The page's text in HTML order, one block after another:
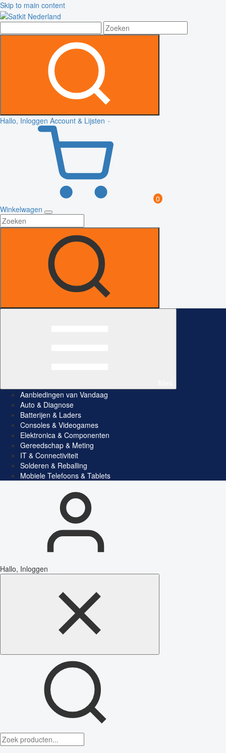
Skip to main content
Hallo, Inloggen Account & Lijsten
0
Winkelwagen
Aanbiedingen van Vandaag
Auto & Diagnose
Batterijen & Laders
Consoles & Videogames
Elektronica & Componenten
Gereedschap & Meting
IT & Connectiviteit
Solderen & Reballing
Mobiele Telefoons & Tablets
Hallo, Inloggen